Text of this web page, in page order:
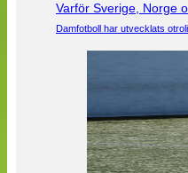
Varför Sverige, Norge
Damfotboll har utvecklats